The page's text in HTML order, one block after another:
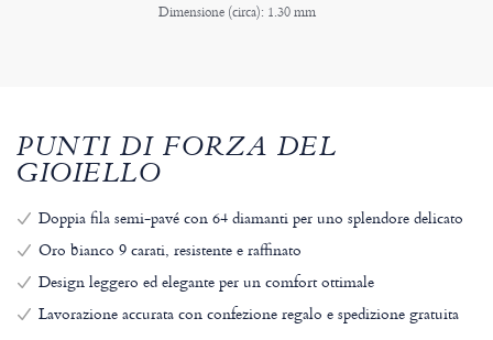
Dimensione (circa): 1.30 mm
PUNTI DI FORZA DEL
GIOIELLO
Doppia fila semi-pavé con 64 diamanti per uno splendore delicato
Oro bianco 9 carati, resistente e raffinato
Design leggero ed elegante per un comfort ottimale
Lavorazione accurata con confezione regalo e spedizione gratuita